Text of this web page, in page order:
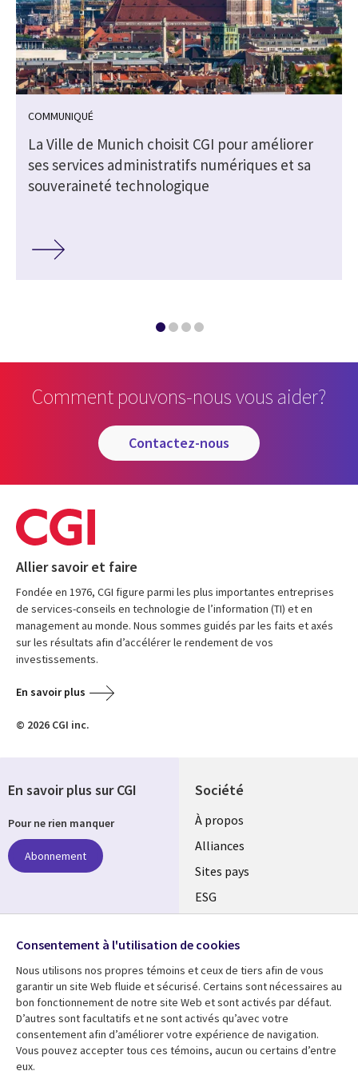
COMMUNIQUÉ
La Ville de Munich choisit CGI pour améliorer
ses services administratifs numériques et sa
souveraineté technologique
Comment pouvons-nous vous aider?
contactez-nous
Allier savoir et faire
Fondée en 1976, CGI figure parmi les plus importantes entreprises
de services-conseils en technologie de l’information (TI) et en
management au monde. Nous sommes guidés par les faits et axés
sur les résultats afin d’accélérer le rendement de vos
investissements.
En savoir plus
© 2026 CGI inc.
Société
À propos
Alliances
Sites pays
ESG
Fusions
Salle de presse
Ressources Support
En savoir plus sur CGI
Pour ne rien manquer
Abonnement
Suivez-nous
Social
Media
Global
FR
Consentement à l'utilisation de cookies
Nous utilisons nos propres témoins et ceux de tiers afin de vous
garantir un site Web fluide et sécurisé. Certains sont nécessaires au
bon fonctionnement de notre site Web et sont activés par défaut.
D’autres sont facultatifs et ne sont activés qu’avec votre
consentement afin d’améliorer votre expérience de navigation.
Vous pouvez accepter tous ces témoins, aucun ou certains d’entre
eux.